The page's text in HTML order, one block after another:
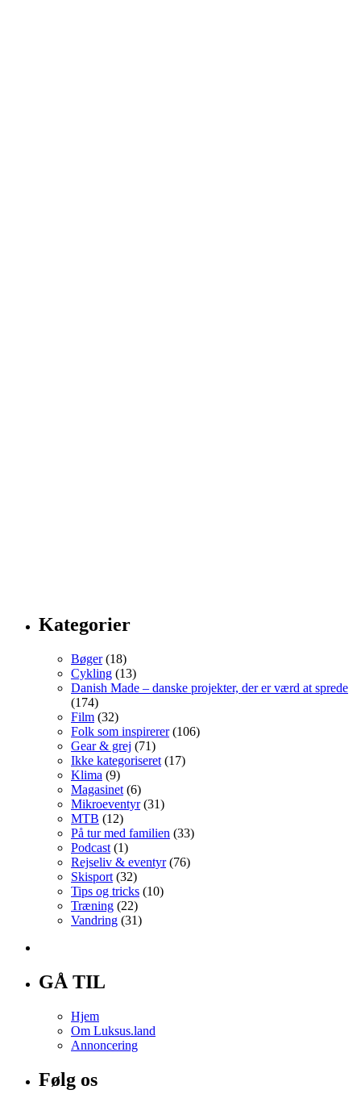
Kategorier
Bøger(18)
Cykling (13)
Danish Made – danske projekter, der er værd at sprede
(174)
Film (32)
Folk som inspirerer(106)
Gear & grej (71)
Ikke kategoriseret (17)
Klima (9)
Magasinet (6)
Mikroeventyr(31)
MTB (12)
På tur med familien (33)
Podcast (1)
Rejseliv & eventyr(76)
Skisport (32)
Tips og tricks (10)
Træning (22)
Vandring (31)
GÅ TIL
Hjem
Om Luksus.land
Annoncering
Følg os